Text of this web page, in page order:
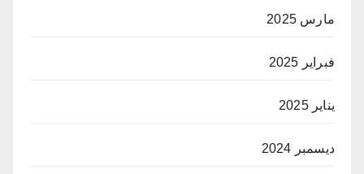
مارس 2025
فبراير 2025
يناير 2025
ديسمبر 2024